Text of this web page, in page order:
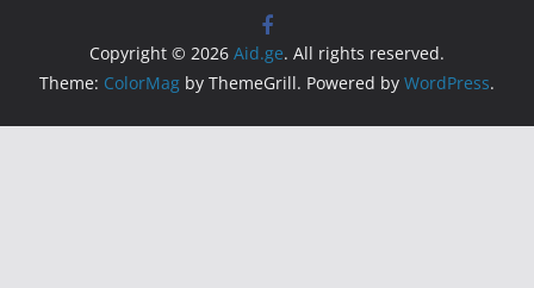
Copyright © 2026 Aid.ge. All rights reserved.
Theme: ColorMag by ThemeGrill. Powered by WordPress.